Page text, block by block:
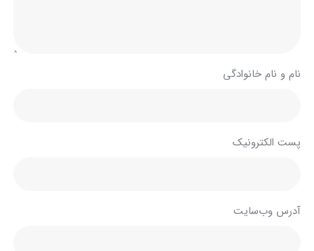
نام و نام خانوادگی
پست الکترونیک
آدرس وب‌سایت